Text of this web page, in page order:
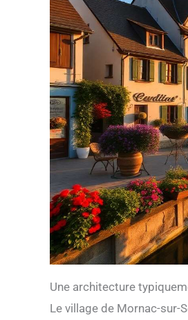
Une architecture
Le village de Mornac-sur-